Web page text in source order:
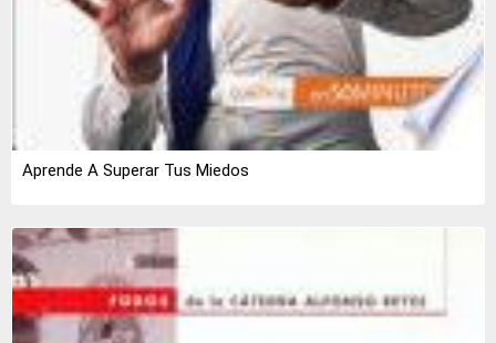
Aprende A Superar Tus Miedos